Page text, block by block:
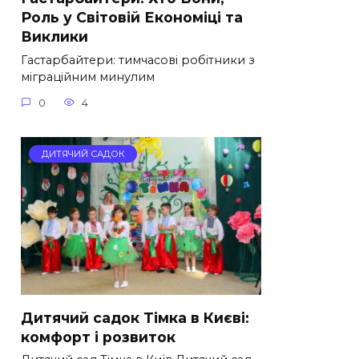
Роль у Світовій Економіці та
Виклики
Гастарбайтери: тимчасові робітники з
міграційним минулим
0 4
ДИТЯЧИЙ САДОК
Дитячий садок Тімка в Києві:
комфорт і розвиток